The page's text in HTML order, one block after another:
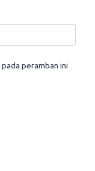
peramban ini